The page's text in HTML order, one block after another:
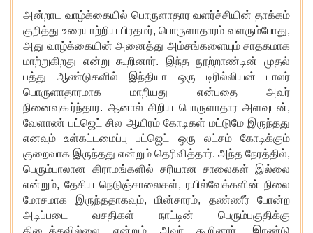
அன்றாட வாழ்க்கையில் பொருளாதார வளர்ச்சியின் தாக்கம்
குறித்து உரையாற்றிய பிரதமர், பொருளாதாரம் வளரும்போது,
அது வாழ்க்கையின் அனைத்து அம்சங்களையும் சாதகமாக
மாற்றுகிறது என்று கூறினார். இந்த நூற்றாண்டின் முதல்
பத்து ஆண்டுகளில் இந்தியா ஒரு டிரில்லியன் டாலர்
பொருளாதாரமாக மாறியது என்பதை அவர்
நினைவுகூர்ந்தார. ஆனால் சிறிய பொருளாதார அளவுடன்,
வேளாண் பட்ஜெட் சில ஆயிரம் கோடிகள் மட்டுமே இருந்தது
எனவும் உள்கட்டமைப்பு பட்ஜெட் ஒரு லட்சம் கோடிக்கும்
குறைவாக இருந்தது என்றும் தெரிவித்தார். அந்த நேரத்தில்,
பெரும்பாலான கிராமங்களில் சரியான சாலைகள் இல்லை
என்றும், தேசிய நெடுஞ்சாலைகள், ரயில்வேக்களின் நிலை
மோசமாக இருந்ததாகவும், மின்சாரம், தண்ணீர் போன்ற
அடிப்படை வசதிகள் நாட்டின் பெரும்பகுதிக்கு